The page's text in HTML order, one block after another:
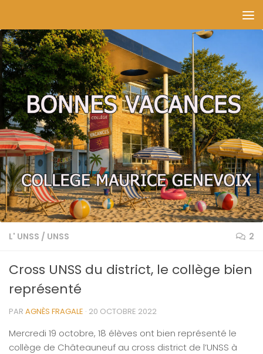
L' UNSS / UNSS 2
Cross UNSS du district, le collège bien
représenté
PAR AGNÈS FRAGALE · 20 OCTOBRE 2022
Mercredi 19 octobre, 18 élèves ont bien représenté le
collège de Châteauneuf au cross district de l’UNSS à